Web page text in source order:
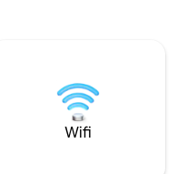
semasa
berhampiran
Park, Sungai
Wifi